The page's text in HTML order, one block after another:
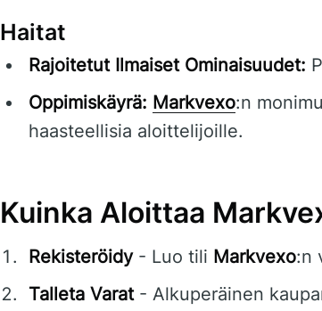
Haitat
Rajoitetut Ilmaiset Ominaisuudet:
Oppimiskäyrä: Markvexo:n
haasteellisia aloittelijoille.
Kuinka Aloittaa
Rekisteröidy- Luo tili Markvexo:n
Talleta Varat- Alkuperäinen